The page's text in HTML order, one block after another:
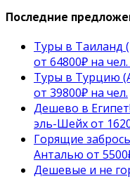
Последние
Туры в Таиланд
от 64800₽ на
Туры в Турцию
от 39800₽ на чел.
Дешево в
эль-Шейх от
Горящие
Анталью от
Дешевые и не